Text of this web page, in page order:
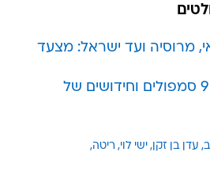
מרוסיה ועד ישראל: מצעד
כבר נדגמה תקוותנו: 9 סמפולים וחידושים של
עדן בן זקן ישי לוי ריטה